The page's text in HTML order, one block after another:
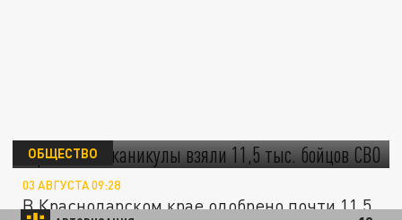
СВО
ОБЩЕСТВО
03 АВГУСТА 09:28
В Краснодарском крае одобрено почти 11,5